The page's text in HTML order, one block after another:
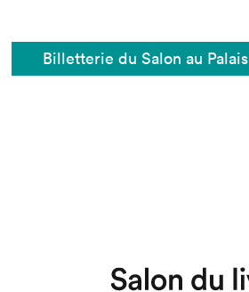
Billetterie du Salon au Palais